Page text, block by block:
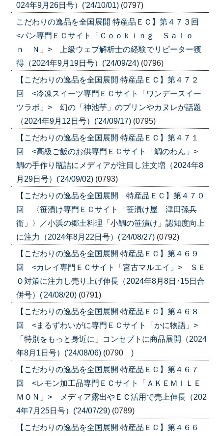
024年9月26日号）('24/10/01) (0797)
こだわりの逸品を全国展開 特産品ＥＣ】第４７３回
<パン専門ＥＣサイト「Ｃｏｏｋｉｎｇ Ｓａｌｏ
ｎ Ｎ」> 上級ウェブ解析士の経験でリピーター獲
得（2024年9月19日号）('24/09/24) (0796)
【こだわりの逸品を全国展開 特産品ＥＣ】第４７２
回 <冷凍スイーツ専門ＥＣサイト「ワンデースイー
ツラボ」> 幻の「神池芋」のプリンやカヌレが話題
（2024年9月12日号）('24/09/17) (0795)
【こだわりの逸品を全国展開 特産品ＥＣ】第４７１
回 <高級ご飯のお供専門ＥＣサイト「鯛のわん」>
鯛の手作り瓶詰にメディアが注目し注文増（2024年8
月29日号）('24/09/02) (0793)
【こだわりの逸品を全国展開 特産品ＥＣ】第４７０
回 〈笹漬け専門ＥＣサイト「笹漬け屋 津田孫兵
衛」〉／小浜の郷土料理「小鯛の笹漬け」認知度向上
に注力（2024年8月22日号）('24/08/27) (0792)
【こだわりの逸品を全国展開 特産品ＥＣ】第４６９
回 <カレイ専門ＥＣサイト「宮古マルエイ」> ＳＥ
Ｏ対策に注力し売り上げ伸長（2024年8月8日･15日合
併号）('24/08/20) (0791)
【こだわりの逸品を全国展開 特産品ＥＣ】第４６８
回 <まるずわいがに専門ＥＣサイト「かに物語」>
「特別をもっと身近に」コンセプトに商品展開（2024
年8月1日号）('24/08/06) (0790 )
【こだわりの逸品を全国展開 特産品ＥＣ】第４６７
回 <レモン加工品専門ＥＣサイト「ＡＫＥＭＩＬＥ
ＭＯＮ」> メディア露出やＥＣ活用で売上伸長（202
4年7月25日号）('24/07/29) (0789)
【こだわりの逸品を全国展開 特産品ＥＣ】第４６６